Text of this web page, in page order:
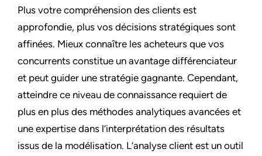
Plus votre compréhension des clients est
approfondie, plus vos décisions stratégiques sont
affinées. Mieux connaître les acheteurs que vos
concurrents constitue un avantage différenciateur
et peut guider une stratégie gagnante. Cependant,
atteindre ce niveau de connaissance requiert de
plus en plus des méthodes analytiques avancées et
une expertise dans l’interprétation des résultats
issus de la modélisation. L’analyse client est un outil